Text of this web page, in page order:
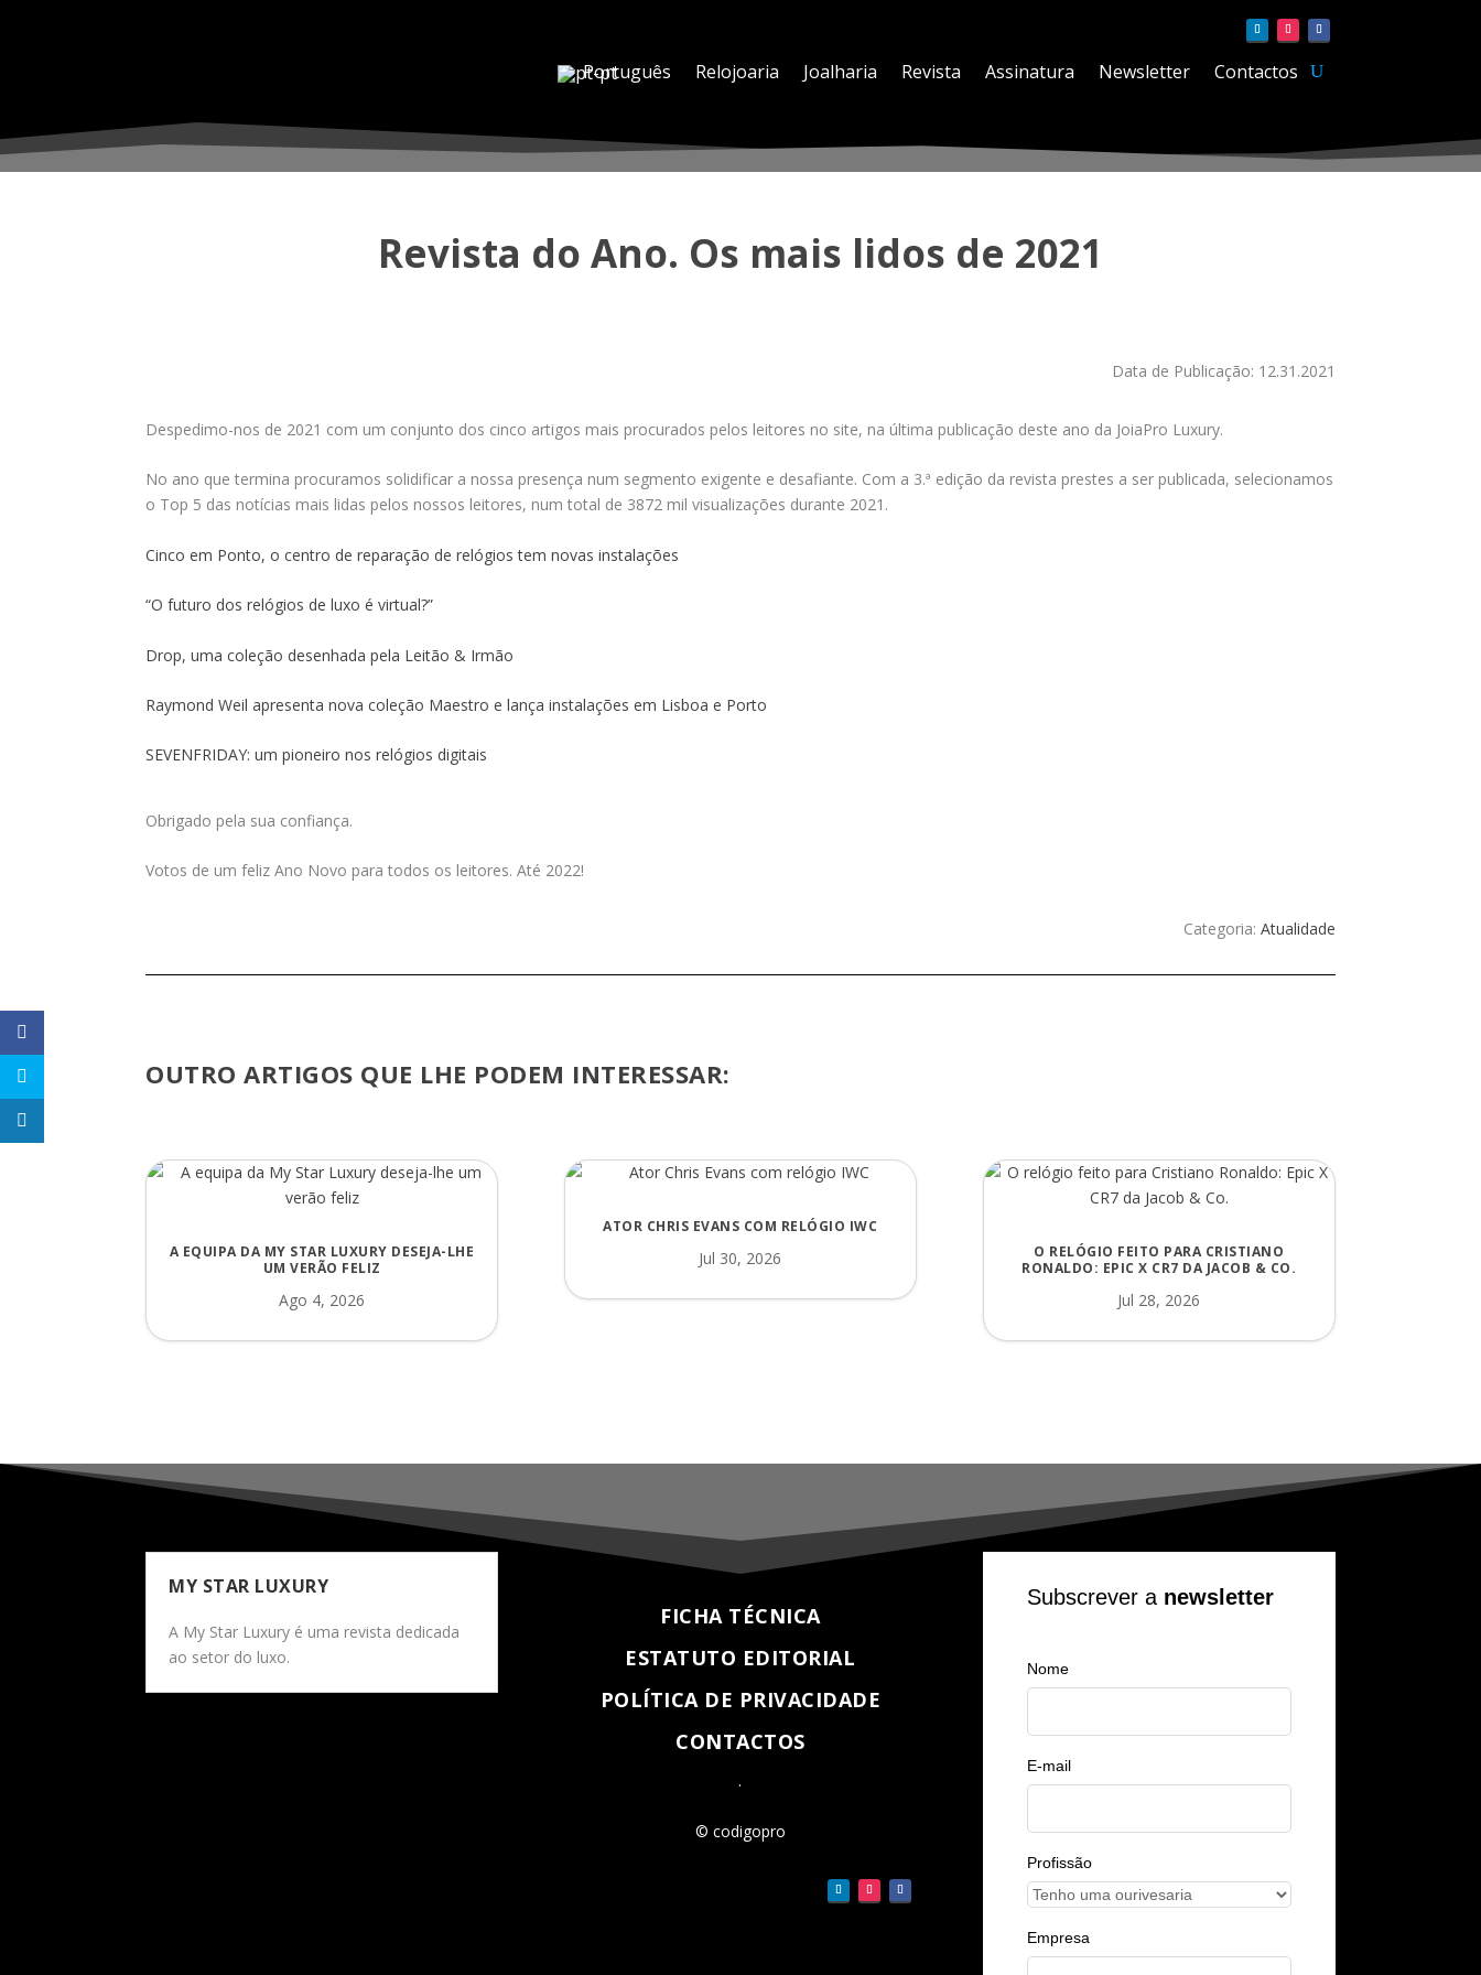
Português Relojoaria Joalharia Revista Assinatura Newsletter Contactos
Revista do Ano. Os mais lidos de 2021
Data de Publicação: 12.31.2021
Despedimo-nos de 2021 com um conjunto dos cinco artigos mais procurados pelos leitores no site, na última publicação deste ano da JoiaPro Luxury.
No ano que termina procuramos solidificar a nossa presença num segmento exigente e desafiante. Com a 3.ª edição da revista prestes a ser publicada, selecionamos
o Top 5 das notícias mais lidas pelos nossos leitores, num total de 3872 mil visualizações durante 2021.
Cinco em Ponto, o centro de reparação de relógios tem novas instalações
“O futuro dos relógios de luxo é virtual?”
Drop, uma coleção desenhada pela Leitão & Irmão
Raymond Weil apresenta nova coleção Maestro e lança instalações em Lisboa e Porto
SEVENFRIDAY: um pioneiro nos relógios digitais
Obrigado pela sua confiança.
Votos de um feliz Ano Novo para todos os leitores. Até 2022!
Categoria: Atualidade
OUTRO ARTIGOS QUE LHE PODEM INTERESSAR:
A EQUIPA DA MY STAR LUXURY DESEJA-LHE
UM VERÃO FELIZ
Ago 4, 2026
ATOR CHRIS EVANS COM RELÓGIO IWC
Jul 30, 2026
O RELÓGIO FEITO PARA CRISTIANO
RONALDO: EPIC X CR7 DA JACOB & CO.
Jul 28, 2026
MY STAR LUXURY
A My Star Luxury é uma revista dedicada
ao setor do luxo.
FICHA TÉCNICA
ESTATUTO EDITORIAL
POLÍTICA DE PRIVACIDADE
CONTACTOS
.
© codigopro
Subscrever anewsletter
Nome
E-mail
Profissão
Empresa